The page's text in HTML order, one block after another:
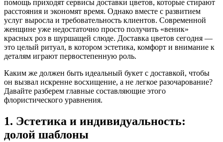
помощь приходят сервисы доставки цветов, которые стирают
расстояния и экономят время. Однако вместе с развитием
услуг выросла и требовательность клиентов. Современной
женщине уже недостаточно просто получить «веник»
красных роз в шуршащей слюде. Доставка цветов сегодня —
это целый ритуал, в котором эстетика, комфорт и внимание к
деталям играют первостепенную роль.
Каким же должен быть идеальный букет с доставкой, чтобы
он вызвал искренне восхищение, а не легкое разочарование?
Давайте разберем главные составляющие этого
флористического уравнения.
1. Эстетика и индивидуальность:
долой шаблоны